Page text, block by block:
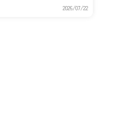
2026/07/22